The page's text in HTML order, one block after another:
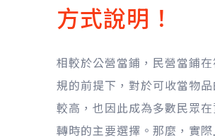
方式說明！
相較於公營當鋪，民營當鋪
規的前提下，對於可收當物
較高，也因此成為多數民眾
轉時的主要選擇。那麼，實際